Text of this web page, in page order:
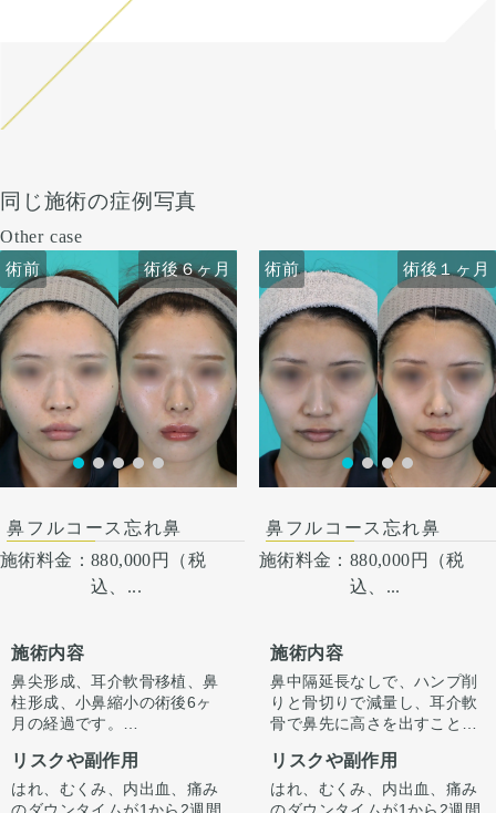
同じ施術の症例写真
Other case
術前 術後６ヶ月 術前 術後６ヶ月
鼻フルコース忘れ鼻
施術料金： 880,000円（税
込、...
施術内容
鼻尖形成、耳介軟骨移植、鼻
柱形成、小鼻縮小の術後6ヶ
月の経過です。
ストラット＋耳介軟骨移植で
鼻先に高さを出し、ハンプの
尾側に粉砕軟骨をいれ横から
リスクや副作用
はれ、むくみ、内出血、痛み
術前
術後１ヶ月
術前 術後１ヶ月
鼻フルコース忘れ鼻
施術料金： 880,000円（税
込、...
施術内容
鼻中隔延長なしで、ハンプ削
りと骨切りで減量し、耳介軟
骨で鼻先に高さを出すことで
正面から見たときもすっきり
するよう整えています。
リスクや副作用
はれ、むくみ、内出血、痛み